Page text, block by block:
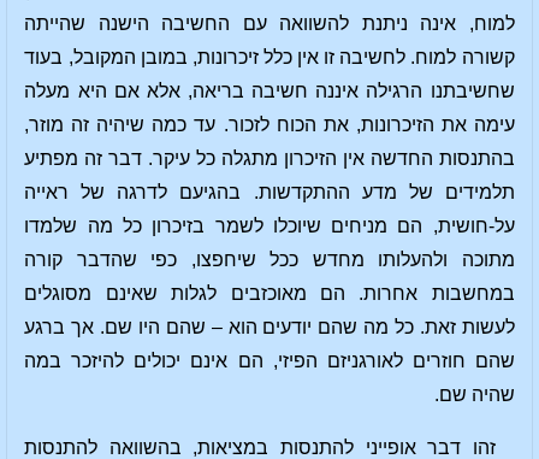
למוח, אינה ניתנת להשוואה עם החשיבה הישנה שהייתה
קשורה למוח. לחשיבה זו אין כלל זיכרונות, במובן המקובל, בעוד
שחשיבתנו הרגילה איננה חשיבה בריאה, אלא אם היא מעלה
עימה את הזיכרונות, את הכוח לזכור. עד כמה שיהיה זה מוזר,
בהתנסות החדשה אין הזיכרון מתגלה כל עיקר. דבר זה מפתיע
תלמידים של מדע ההתקדשות. בהגיעם לדרגה של ראייה
על-חושית, הם מניחים שיוכלו לשמר בזיכרון כל מה שלמדו
מתוכה ולהעלותו מחדש ככל שיחפצו, כפי שהדבר קורה
במחשבות אחרות. הם מאוכזבים לגלות שאינם מסוגלים
לעשות זאת. כל מה שהם יודעים הוא – שהם היו שם. אך ברגע
שהם חוזרים לאורגניזם הפיזי, הם אינם יכולים להיזכר במה
שהיה שם.
זהו דבר אופייני להתנסות במציאות, בהשוואה להתנסות